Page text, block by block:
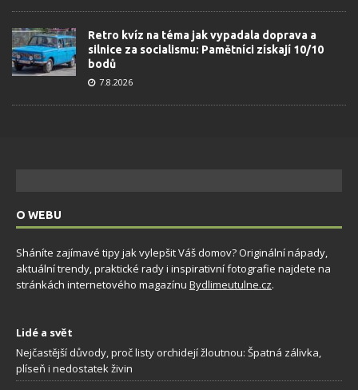
Retro kvíz na téma jak vypadala doprava a
silnice za socialismu: Pamětníci získají 10/10
bodů
7.8.2026
O WEBU
Sháníte zajímavé tipy jak vylepšit Váš domov? Originální nápady,
aktuální trendy, praktické rady i inspirativní fotografie najdete na
stránkách internetového magazínu Bydlimeutulne.cz.
Lidé a svět
Nejčastější důvody, proč listy orchidejí žloutnou: Špatná zálivka,
plíseň i nedostatek živin